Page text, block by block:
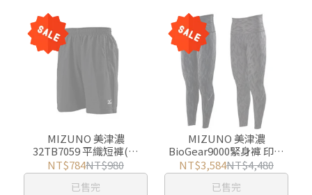
MIZUNO 美津濃
32TB7059 平織短褲(基
本/25cm)-黑/深藍 二色 游
遊戶外 Yoyo Outdoor
NT$784NT$980
已售完
MIZUNO 美津濃
BioGear9000緊身褲 印花
K2MJ5B02 游遊戶外 Yoyo
Outdoor
NT$3,584NT$4,480
已售完